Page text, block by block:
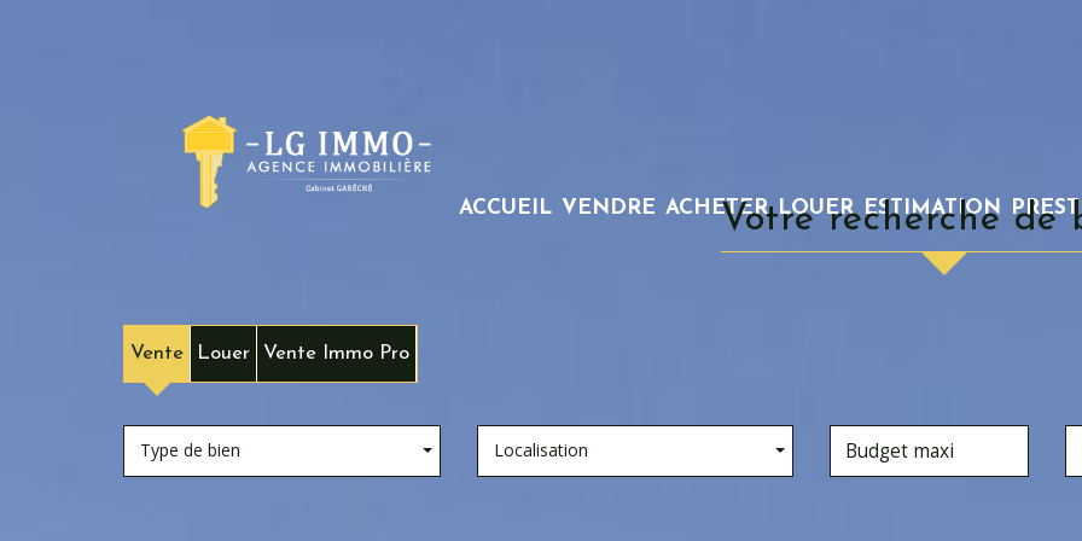
ACCUEIL VENDRE ACHETER LOUER ESTIMATION
Votre recherche de
Vente Louer Vente Immo Pro
Type de bien Localisation